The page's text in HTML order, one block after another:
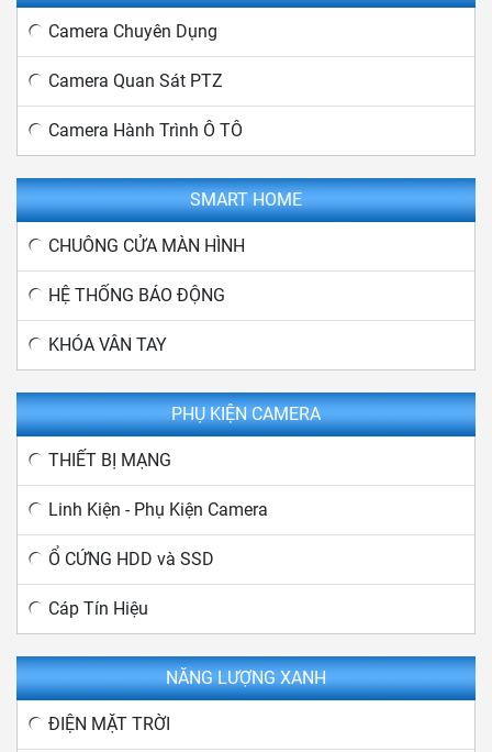
Camera Chuyên Dụng
Camera Quan Sát PTZ
Camera Hành Trình Ô TÔ
SMART HOME
CHUÔNG CỬA MÀN HÌNH
HỆ THỐNG BÁO ĐỘNG
KHÓA VÂN TAY
PHỤ KIỆN CAMERA
THIẾT BỊ MẠNG
Linh Kiện - Phụ Kiện Camera
Ổ CỨNG HDD và SSD
Cáp Tín Hiệu
NĂNG LƯỢNG XANH
ĐIỆN MẶT TRỜI